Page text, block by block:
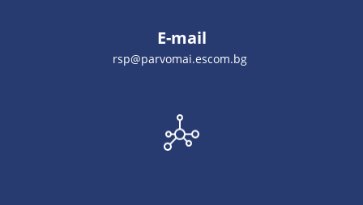
E-mail
rsp@parvomai.escom.bg